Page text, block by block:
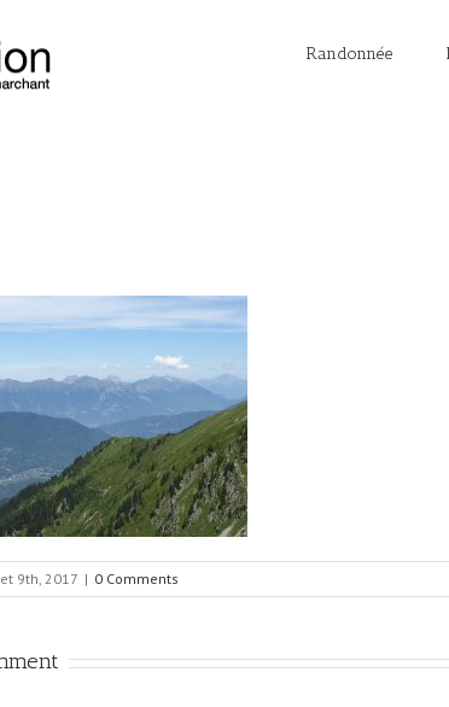
Randonnée
9th, 2017 | 0 Comments